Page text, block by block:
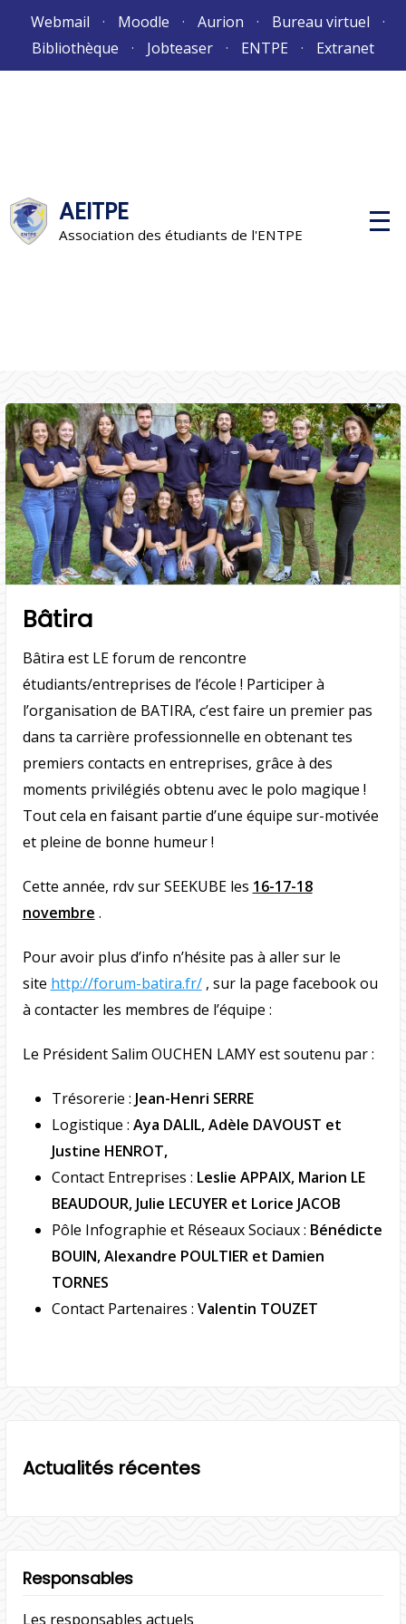
Webmail Moodle Aurion
Bureau virtuel
Bibliothèque
Jobteaser ENTPE Extranet
AEITPE
Association des étudiants de l'ENTPE
M
e
Responsables
Les responsables actuels
Bâtira
Bâtira est LE forum de rencontre
étudiants/entreprises de l’école ! Participer à
l’organisation de BATIRA, c’est faire un premier pas
dans ta carrière professionnelle en obtenant tes
premiers contacts en entreprises, grâce à des
moments privilégiés obtenu avec le polo magique !
Tout cela en faisant partie d’une équipe sur-motivée
et pleine de bonne humeur !
Cette année, rdv sur SEEKUBE les 16-17-18
novembre .
Pour avoir plus d’info n’hésite pas à aller sur le
site http://forum-batira.fr/, sur la page facebook ou
à contacter les membres de l’équipe :
Le Président Salim OUCHEN LAMY est soutenu par :
Trésorerie : Jean-Henri SERRE
Logistique : Aya DALIL,Adèle DAVOUST et
Justine HENROT,
Contact Entreprises : Leslie APPAIX, Marion LE
BEAUDOUR, Julie LECUYER et Lorice JACOB
Pôle Infographie et Réseaux Sociaux : Bénédicte
BOUIN, Alexandre POULTIER et Damien
TORNES
Contact Partenaires : Valentin TOUZET
Actualités récentes